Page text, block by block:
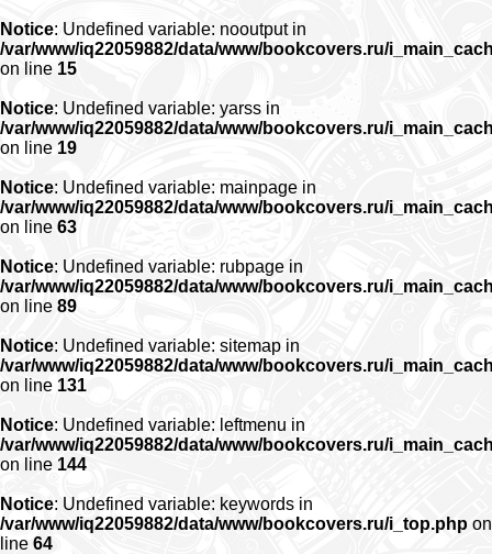
Notice: Undefined variable: nooutput in
/var/www/iq22059882/data/www/bookcovers.ru/
on line 15
Notice: Undefined variable: yarss in
/var/www/iq22059882/data/www/bookcovers.ru/
on line 19
Notice: Undefined variable: mainpage in
/var/www/iq22059882/data/www/bookcovers.ru/
on line 63
Notice: Undefined variable: rubpage in
/var/www/iq22059882/data/www/bookcovers.ru/
on line 89
Notice: Undefined variable: sitemap in
/var/www/iq22059882/data/www/bookcovers.ru/
on line 131
Notice: Undefined variable: leftmenu in
/var/www/iq22059882/data/www/bookcovers.ru/
on line 144
Notice: Undefined variable: keywords in
/var/www/iq22059882/data/www/bookcovers.ru/i_top.php on
line 64